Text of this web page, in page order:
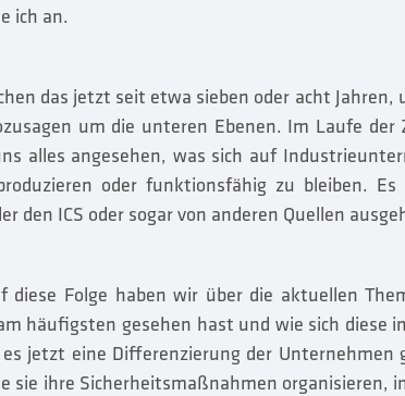
ich an.
das jetzt seit etwa sieben oder acht Jahren,
um die unteren Ebenen. Im Laufe
alles angesehen, was sich auf
oder funktionsfähig zu bleiben. Es
den ICS oder sogar von anderen Quellen
diese Folge haben wir über die aktuellen
häufigsten gesehen hast und wie sich diese
jetzt eine Differenzierung der Unternehmen
sie ihre Sicherheitsmaßnahmen organisieren,